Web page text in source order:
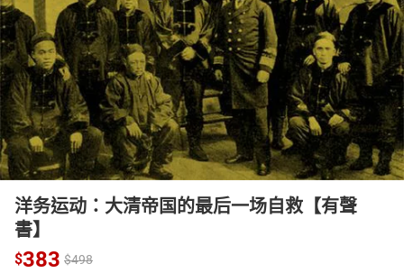
日本購物 電子/紙本書
HOT
洋务运动：大清帝国的最后一场自救【有聲
書】
$383 $498